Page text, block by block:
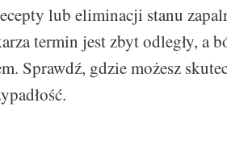
lub eliminacji stanu
termin jest zbyt odległy, a
Sprawdź, gdzie możesz